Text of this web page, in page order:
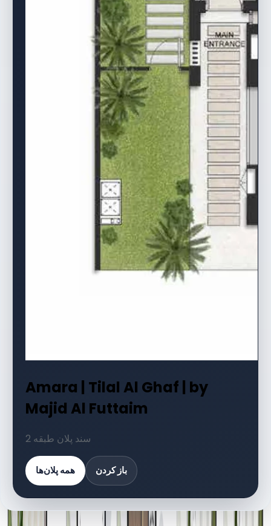
Amara | Tilal Al Ghaf | by
Majid Al Futtaim
2 سند پلان طبقه
همه پلان‌ها باز کردن